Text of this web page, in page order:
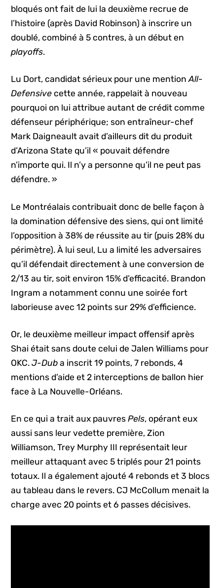
bloqués ont fait de lui la deuxième recrue de
l’histoire (après David Robinson) à inscrire un
doublé, combiné à 5 contres, à un début en
playoffs.
Lu Dort, candidat sérieux pour une mentionAll-
Defensive cette année, rappelait à nouveau
pourquoi on lui attribue autant de crédit comme
défenseur périphérique; son entraîneur-chef
Mark Daigneault avait d’ailleurs dit du produit
d’Arizona State qu’il « pouvait défendre
n’importe qui. Il n’y a personne qu’il ne peut pas
défendre. »
Le Montréalais contribuait donc de belle façon à
la domination défensive des siens, qui ont limité
l’opposition à 38% de réussite au tir (puis 28% du
périmètre). À lui seul, Lu a limité les adversaires
qu’il défendait directement à une conversion de
2/13 au tir, soit environ 15% d’efficacité. Brandon
Ingram a notamment connu une soirée fort
laborieuse avec 12 points sur 29% d’efficience.
Or, le deuxième meilleur impact offensif après
Shai était sans doute celui de Jalen Williams pour
OKC.J-Duba inscrit 19 points, 7 rebonds, 4
mentions d’aide et 2 interceptions de ballon hier
face à La Nouvelle-Orléans.
En ce qui a trait aux pauvresPels, opérant eux
aussi sans leur vedette première, Zion
Williamson, Trey Murphy III représentait leur
meilleur attaquant avec 5 triplés pour 21 points
totaux. Il a également ajouté 4 rebonds et 3 blocs
au tableau dans le revers. CJ McCollum menait la
charge avec 20 points et 6 passes décisives.